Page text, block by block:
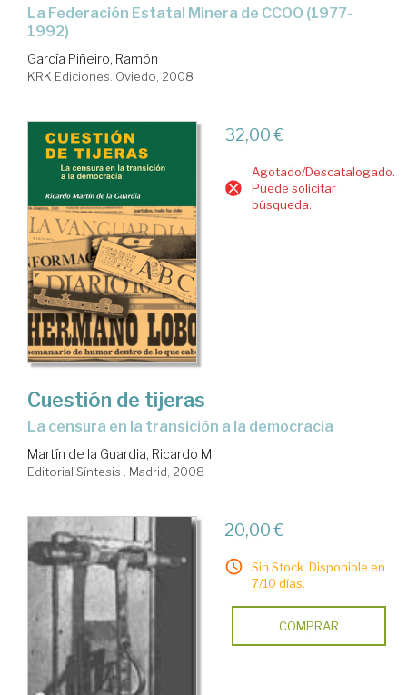
la Federación Estatal Minera de CCOO (1977-
1992)
García Piñeiro, Ramón
KRK Ediciones. Oviedo, 2008
32,00 €
Agotado/Descatalogado.
Puede solicitar
búsqueda.
Cuestión de tijeras
la censura en la transición a la democracia
Martín de la Guardia, Ricardo M.
Editorial Síntesis . Madrid, 2008
20,00 €
Sin Stock. Disponible en
7/10 días.
COMPRAR